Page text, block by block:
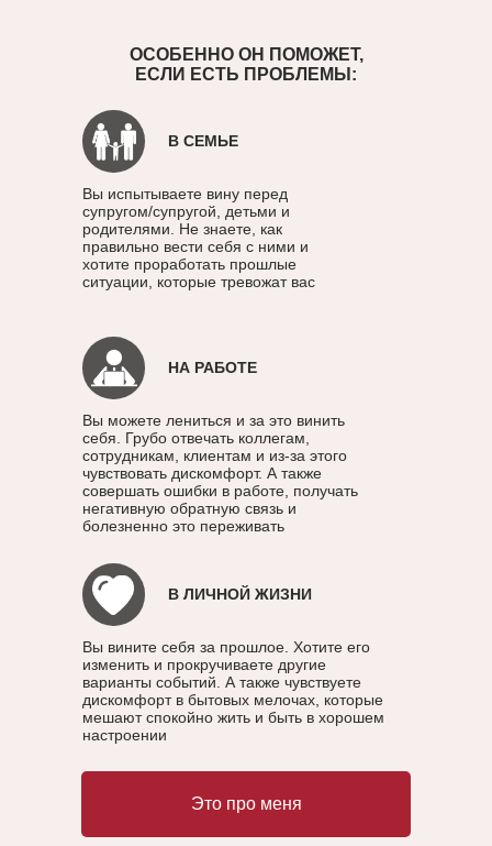
ОСОБЕННО ОН ПОМОЖЕТ,
ЕСЛИ ЕСТЬ ПРОБЛЕМЫ:
НА РАБОТЕ
В ЛИЧНОЙ ЖИЗНИ
В СЕМЬЕ
Вы испытываете вину перед
супругом/супругой, детьми и
родителями. Не знаете, как
правильно вести себя с ними и
хотите проработать прошлые
ситуации, которые тревожат вас
Вы можете лениться и за это винить
себя. Грубо отвечать коллегам,
сотрудникам, клиентам и из-за этого
чувствовать дискомфорт. А также
совершать ошибки в работе, получать
негативную обратную связь и
болезненно это переживать
Вы вините себя за прошлое. Хотите его
изменить и прокручиваете другие
варианты событий. А также чувствуете
дискомфорт в бытовых мелочах, которые
мешают спокойно жить и быть в хорошем
настроении
Это про меня